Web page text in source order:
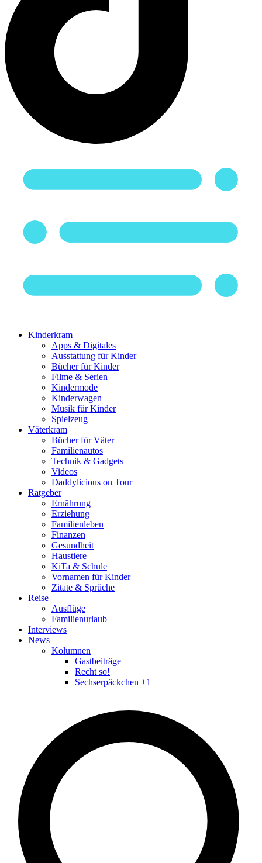
Kinderkram
Apps & Digitales
Ausstattung für Kinder
Bücher für Kinder
Filme & Serien
Kindermode
Kinderwagen
Musik für Kinder
Spielzeug
Väterkram
Bücher für Väter
Familienautos
Technik & Gadgets
Videos
Daddylicious on Tour
Ratgeber
Ernährung
Erziehung
Familienleben
Finanzen
Gesundheit
Haustiere
KiTa & Schule
Vornamen für Kinder
Zitate & Sprüche
Reise
Ausflüge
Familienurlaub
Interviews
News
Kolumnen
Gastbeiträge
Recht so!
Sechserpäckchen +1